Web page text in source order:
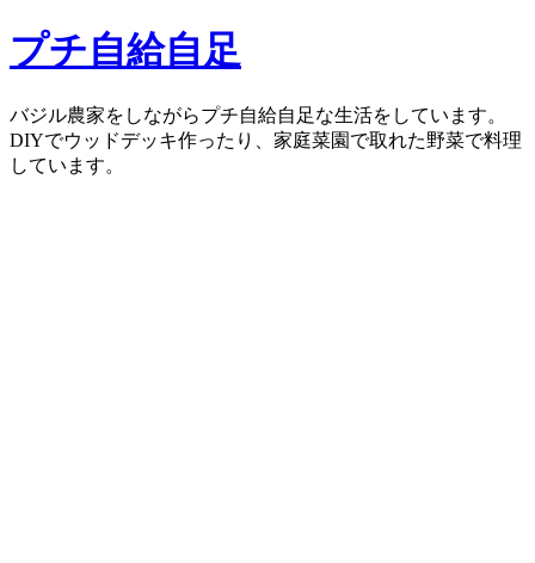
コ
ン
ン
ツ
へ
プチ自給自足
バジル農家をしながらプチ自給自足な生活をしています。
DIYでウッドデッキ作ったり、家庭菜園で取れた野菜で料理
しています。